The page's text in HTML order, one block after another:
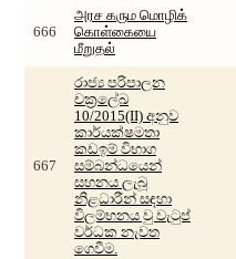
666
அரச கரும மொழிக்
கொள்கையை
மீறுதல்
667
රාජ්‍ය පරිපාලන
චක්‍රලේඛ
10/2015(II) අනුව
කාර්යක්ෂමතා
කඩඉම් විභාග
සම්බන්ධයෙන්
සහනය ලැබූ
නිළධාරීන් සඳහා
විලම්භනය වු වැටුප්
වර්ධක නැවත
ගෙවීම.